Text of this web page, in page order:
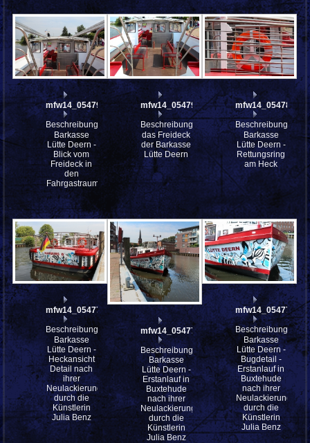
mfw14_054794
Beschreibung:
Barkasse
Lütte Deern -
Blick vom
Freideck in
den
Fahrgastraum
mfw14_054793
Beschreibung:
das Freideck
der Barkasse
Lütte Deern
mfw14_054787
Beschreibung:
Barkasse
Lütte Deern -
Rettungsring
am Heck
mfw14_054778
Beschreibung:
Barkasse
Lütte Deern -
Heckansicht
Detail nach
ihrer
Neulackierung
durch die
Künstlerin
Julia Benz
mfw14_054776st
Beschreibung:
Barkasse
Lütte Deern -
Erstanlauf in
Buxtehude
nach ihrer
Neulackierung
durch die
Künstlerin
Julia Benz
mfw14_054776
Beschreibung:
Barkasse
Lütte Deern -
Bugdetail -
Erstanlauf in
Buxtehude
nach ihrer
Neulackierung
durch die
Künstlerin
Julia Benz